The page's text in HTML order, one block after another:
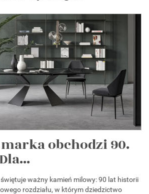
obchodzi 90.
ważny kamień milowy: 90 lat historii
rozdziału, w którym dziedzictwo